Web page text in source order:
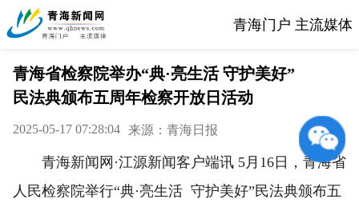
青海门户 主流媒体
青海省检察院举办“典·亮生活 守护美好”
民法典颁布五周年检察开放日活动
2025-05-17 07:28:04 来源：青海日报
青海新闻网·江源新闻客户端讯 5月16日，青海省
人民检察院举行“典·亮生活 守护美好”民法典颁布五